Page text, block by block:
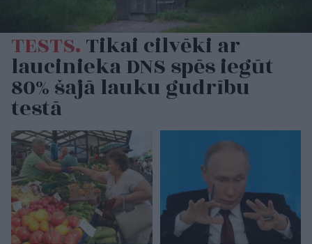
TESTS.Tikai cilvēki ar
laucinieka DNS spēs iegūt
80% šajā lauku gudrību
testā